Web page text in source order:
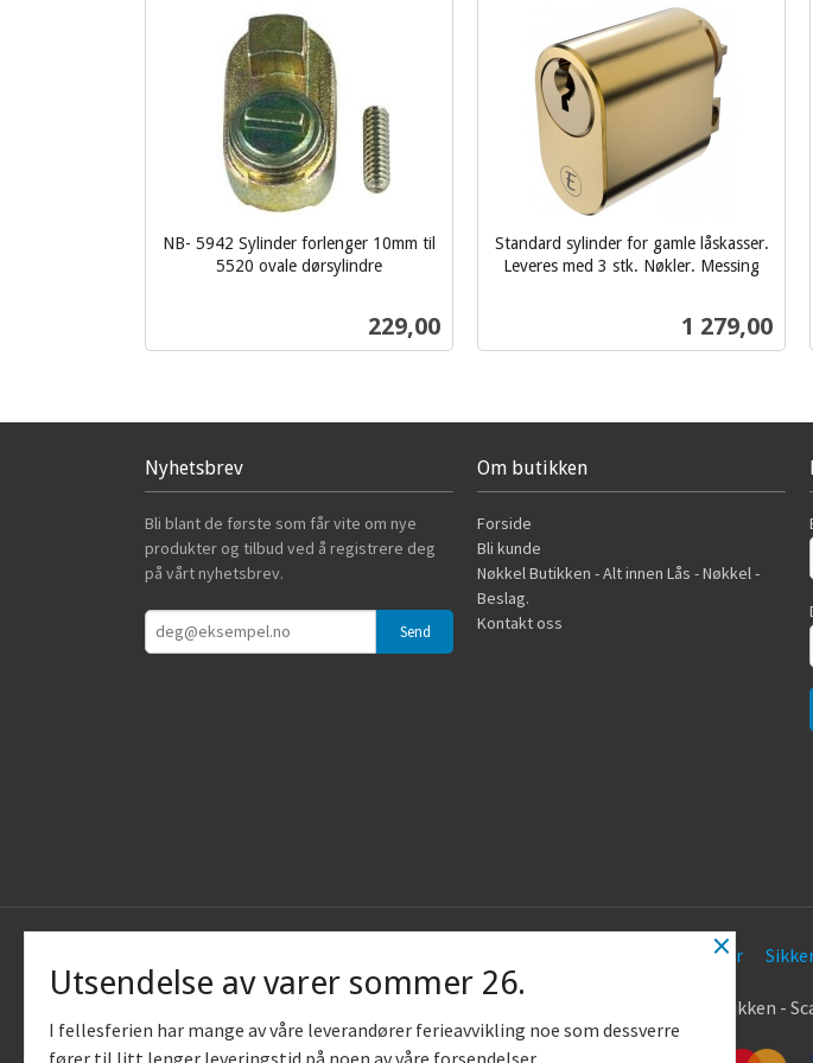
NB- 5942 Sylinder forlenger 10mm til
5520 ovale dørsylindre
Pris
229,00
Standard sylinder for gamle låskasser.
Leveres med 3 stk. Nøkler. Messing
Pris
1 279,00
Nyhetsbrev
Bli blant de første som får vite om nye
produkter og tilbud ved å registrere deg
på vårt nyhetsbrev.
Om butikken
Forside
Bli kunde
Nøkkel Butikken - Alt innen Lås - Nøkkel -
Beslag.
Kontakt oss
Kjøpsbetingelser
© Nøkkel Butikken -
×
Utsendelse av varer sommer 26.
I fellesferien har mange av våre leverandører ferieavvikling noe som dessverre
fører til litt lenger leveringstid på noen av våre forsendelser.